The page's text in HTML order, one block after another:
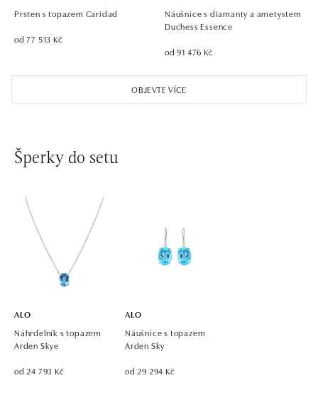
otevřeno v Pondělí od 09:00
Einsteinova 18, 851 01 Bratislava
Ivanská cesta 16, 821 04 Bratislava
zítra otevřeno od 09:00
ALO diamonds OC Eurovea, Bratislava
Pribinova 8, 811 09 Bratislava
tel.: +421 917 090 700, +421 918 777 670
zítra otevřeno od 10:00
OBJEVTE VÍCE
Prsten s topazem Caridad
od 77 513 Kč
Náušnice s diamanty a ametystem
Duchess Essence
od 91 476 Kč
Šperky do setu
ALO
Náhrdelník s topazem
Arden Skye
od 24 793 Kč
ALO
Náušnice s topazem
Arden Sky
od 29 294 Kč